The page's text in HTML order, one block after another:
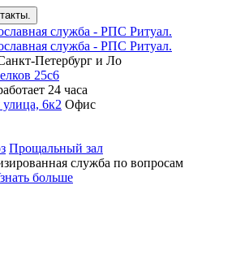
Петербург и Ло
25с6
24 часа
6к2 Офис
Прощальный зал
служба по вопросам
больше